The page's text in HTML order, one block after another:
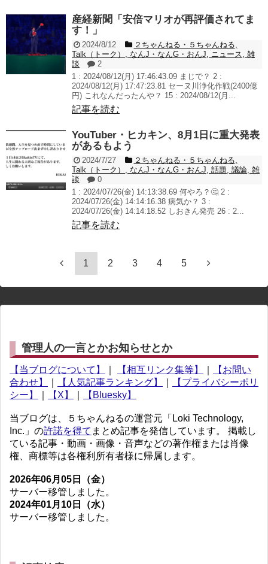
産経新聞「安倍マリオが再評価されてま
す！」
2024/8/12 ２ちゃんねる・５ちゃんねる,
Talk（トーク） , なんJ・なんG・おんJ, ニュース, 雑
談
2
1 : 2024/08/12(月) 17:46:43.09 まじで？ 2 :
2024/08/12(月) 17:47:23.81 セーヌ川浄化作戦(2400億
円) これなんだったんや？ 15 : 2024/08/12(月...
記事を読む
YouTuber・ヒカキン、8月1日に重大発表
があるもよう
2024/7/27 ２ちゃんねる・５ちゃんねる,
Talk（トーク） , なんJ・なんG・おんJ, 話題, 議論, 雑
談
0
1 : 2024/07/26(金) 14:13:38.69 何やろ？🤔 2 :
2024/07/26(金) 14:14:16.38 病気か？ 3 :
2024/07/26(金) 14:14:18.52 しおきん発売 26 : 2...
記事を読む
1 2 3 4 5
管理人の一言とかお知らせとか
【当ブログについて】 【相互リンク集等】
【お問い
合わせ】
【人気記事ランキング】
【プライバシーポリ
シー】
【X】 【Bluesky】
当ブログは、５ちゃんねるの運営元「Loki Technology,
Inc.」の許諾を得て まとめ記事を発信しています。 掲載し
ている記事・動画・画像・音声などの著作権または肖像
権、商標等は各権利所有者様に帰属します。
2026年06月05日（金）
サーバー移管しました。
2024年01月10日（水）
サーバー移管しました。